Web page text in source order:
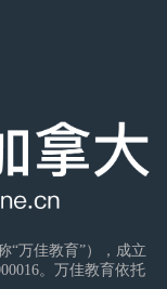
“万佳教育”），成立
。万佳教育依托